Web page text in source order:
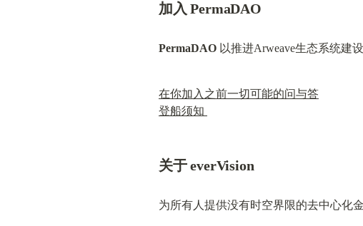
加入 PermaDAO
PermaDAO 以推进Arweave生态系统建
在你加入之前一切可能的问与答
登船须知
关于 everVision
为所有人提供没有时空界限的去中心化